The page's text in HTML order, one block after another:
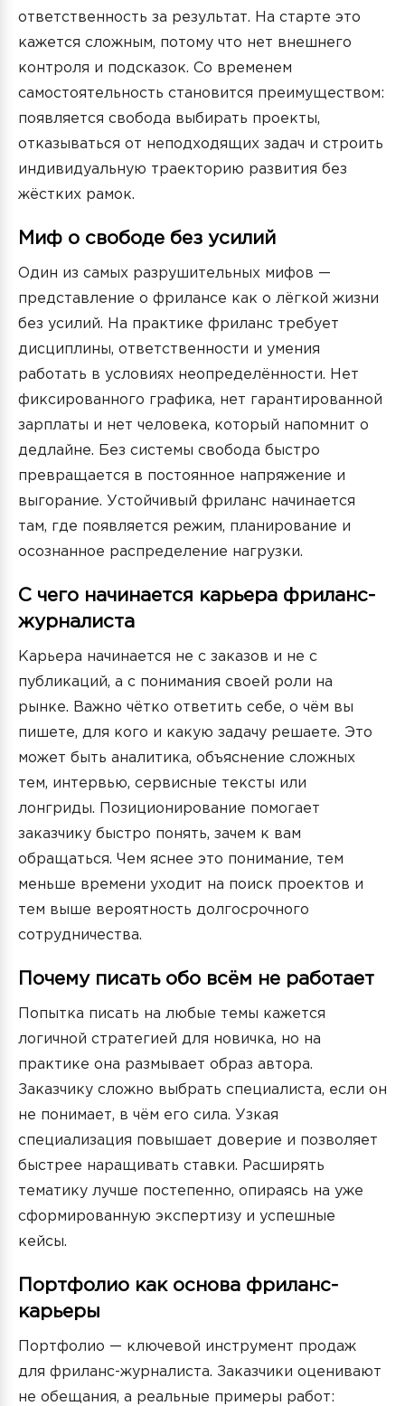
ответственность за результат. На старте это
кажется сложным, потому что нет внешнего
контроля и подсказок. Со временем
самостоятельность становится преимуществом:
появляется свобода выбирать проекты,
отказываться от неподходящих задач и строить
индивидуальную траекторию развития без
жёстких рамок.
Миф о свободе без усилий
Один из самых разрушительных мифов —
представление о фрилансе как о лёгкой жизни
без усилий. На практике фриланс требует
дисциплины, ответственности и умения
работать в условиях неопределённости. Нет
фиксированного графика, нет гарантированной
зарплаты и нет человека, который напомнит о
дедлайне. Без системы свобода быстро
превращается в постоянное напряжение и
выгорание. Устойчивый фриланс начинается
там, где появляется режим, планирование и
осознанное распределение нагрузки.
С чего начинается карьера фриланс-
журналиста
Карьера начинается не с заказов и не с
публикаций, а с понимания своей роли на
рынке. Важно чётко ответить себе, о чём вы
пишете, для кого и какую задачу решаете. Это
может быть аналитика, объяснение сложных
тем, интервью, сервисные тексты или
лонгриды. Позиционирование помогает
заказчику быстро понять, зачем к вам
обращаться. Чем яснее это понимание, тем
меньше времени уходит на поиск проектов и
тем выше вероятность долгосрочного
сотрудничества.
Почему писать обо всём не работает
Попытка писать на любые темы кажется
логичной стратегией для новичка, но на
практике она размывает образ автора.
Заказчику сложно выбрать специалиста, если он
не понимает, в чём его сила. Узкая
специализация повышает доверие и позволяет
быстрее наращивать ставки. Расширять
тематику лучше постепенно, опираясь на уже
сформированную экспертизу и успешные
кейсы.
Портфолио как основа фриланс-
карьеры
Портфолио — ключевой инструмент продаж
для фриланс-журналиста. Заказчики оценивают
не обещания, а реальные примеры работ: